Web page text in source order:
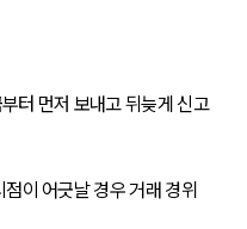
터 먼저 보내고 뒤늦게 신고
이 어긋날 경우 거래 경위